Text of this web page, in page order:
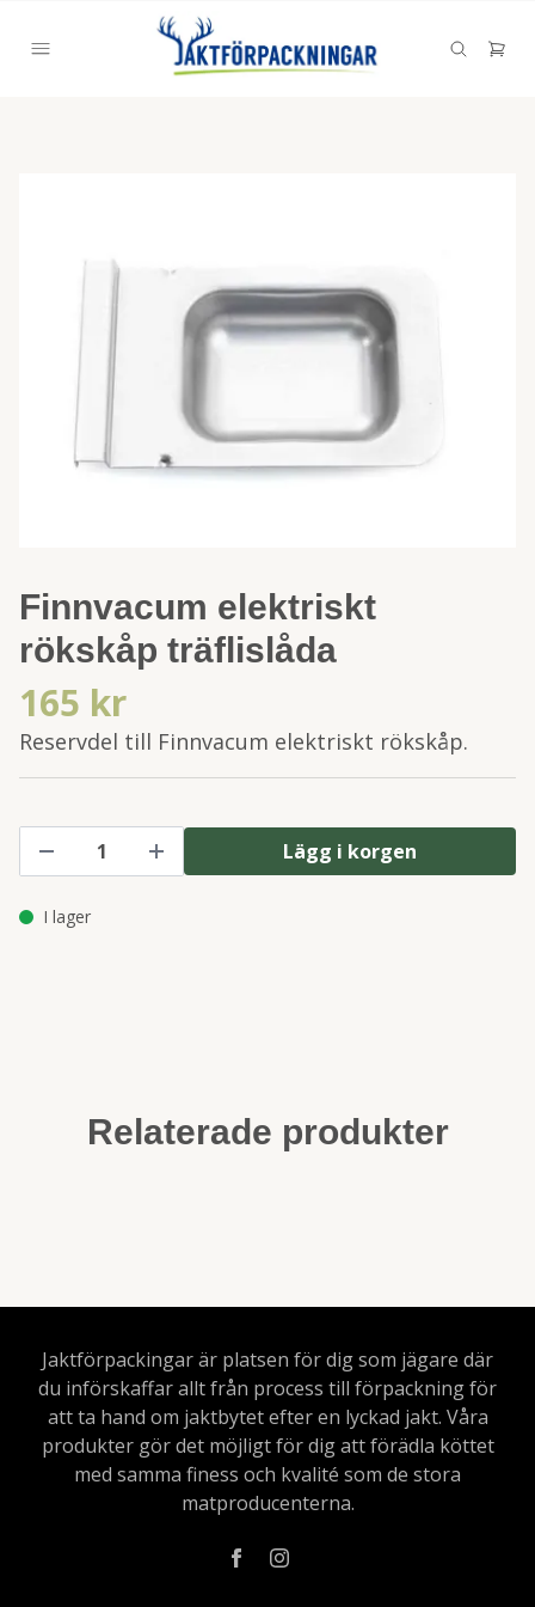
Finnvacum elektriskt
rökskåp träflislåda
165 kr
Reservdel till Finnvacum elektriskt rökskåp.
Lägg i korgen
I lager
Relaterade produkter
Jaktförpackingar är platsen för dig som jägare där
du införskaffar allt från process till förpackning för
att ta hand om jaktbytet efter en lyckad jakt. Våra
produkter gör det möjligt för dig att förädla köttet
med samma finess och kvalité som de stora
matproducenterna.